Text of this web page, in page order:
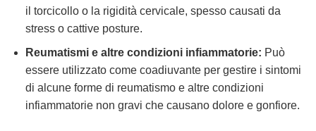
il torcicollo o la rigidità cervicale, spesso causati da
stress o cattive posture.
Reumatismi e altre condizioni infiammatorie: Può
essere utilizzato come coadiuvante per gestire i sintomi
di alcune forme di reumatismo e altre condizioni
infiammatorie non gravi che causano dolore e gonfiore.